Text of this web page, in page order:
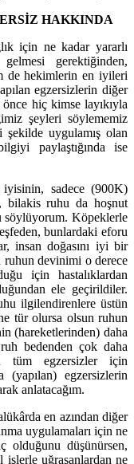
HAKKINDA
için ne kadar yararlı
gerektiğinden,
de hekimlerin en iyileri
egzersizlerin diğer
hiç kimse layıkıyla
şeyleri söyleme­miz
uygulamış olan
paylaştığında ise
sadece (900K)
bilakis ruhu da hoşnut
söylüyorum. Köpeklerle
bunlardaki eforu
insan doğasını iyi bir
ruhun devinimi o derece
için hastalıklardan
ele geçirildiler.
ilgilendiren­lere üstün
tür olursa olsun ruhun
(hare­ketlerinden) daha
bedenden çok daha
tüm egzersizler için
(yapılan) egzersizlerin
anlata­cağım.
en azından diğer
uygulamaları için ne
olduğunu düşü­nürsen,
işlerle uğraşanlardan ne